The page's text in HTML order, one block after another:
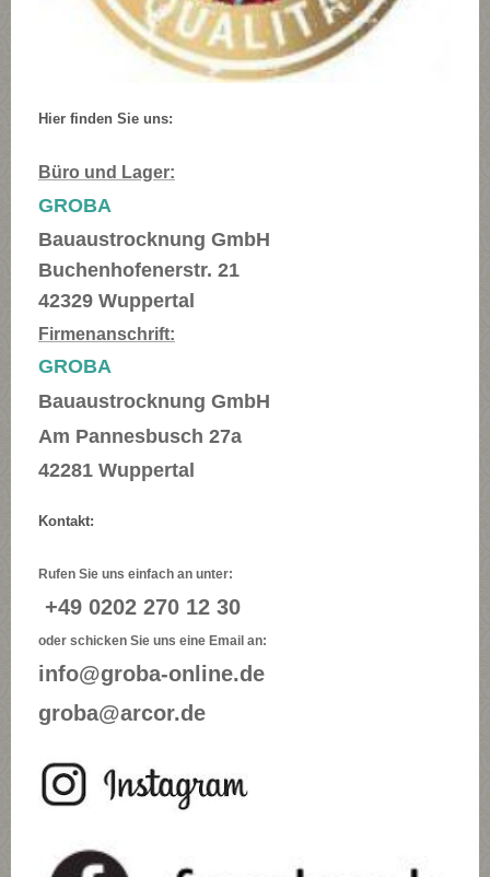
Hier finden Sie uns:
Büro und Lager:
GROBA
Bauaustrocknung GmbH
Buchenhofenerstr. 21
42329 Wuppertal
Firmenanschrift:
GROBA
Bauaustrocknung GmbH
Am Pannesbusch 27a
42281 Wuppertal
Kontakt:
Rufen Sie uns einfach an unter:
+49 0202 270 12 30
oder schicken Sie uns eine Email an:
info@groba-online.de
groba@arcor.de